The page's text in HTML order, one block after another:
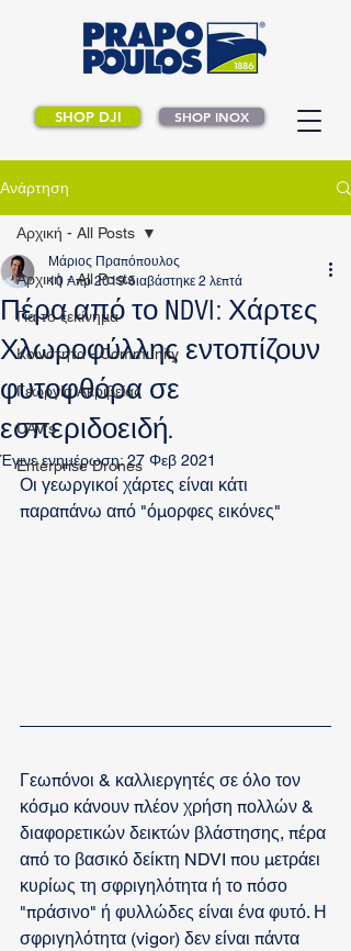
SHOP DJI SHOP INOX
Ανάρτηση
Αρχική - All Posts
Για το ξεκίνημα
Κοινότητα - Community
Γεωργία Ακριβείας
UAV's
Enterprise Drones
Αρχική - All Posts
Πέρα από το NDVI: Χάρτες
Χλωροφύλλης εντοπίζουν
φυτοφθόρα σε
εσπεριδοειδή.
Μάριος Πραπόπουλος
10 Απρ 2019 διαβάστηκε 2 λεπτά
Έγινε ενημέρωση:27 Φεβ 2021
Οι γεωργικοί χάρτες είναι κάτι
παραπάνω από "όμορφες εικόνες"
Γεωπόνοι & καλλιεργητές σε όλο τον
κόσμο κάνουν πλέον χρήση πολλών &
διαφορετικών δεικτών βλάστησης, πέρα
από το βασικό δείκτη NDVI που μετράει
κυρίως τη σφριγηλότητα ή το πόσο
"πράσινο" ή φυλλώδες είναι ένα φυτό. Η
σφριγηλότητα (vigor) δεν είναι πάντα